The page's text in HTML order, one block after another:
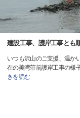
建設工事、護岸工事とも
いつも沢山のご支援、温か
在の美湾荘前護岸工事の様
きを読む